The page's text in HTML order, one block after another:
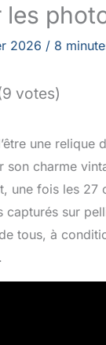
2026 / 8
votes)
une
charme
une fois les
capturés sur
tous, à